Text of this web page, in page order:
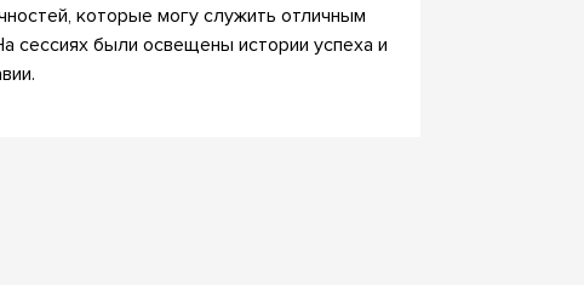
которые могу служить отличным
сессиях были освещены истории успеха и